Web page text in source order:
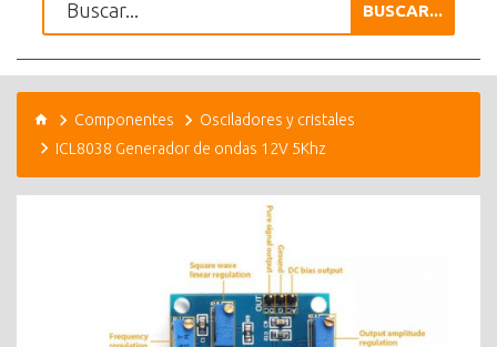
BUSCAR...
Componentes
Osciladores y cristales
ICL8038 Generador de ondas 12V 5Khz